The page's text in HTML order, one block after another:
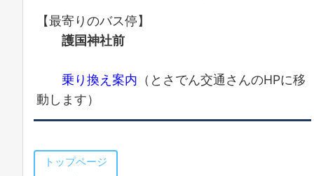
【最寄りのバス停】
護国神社前
乗り換え案内 （とさでん交通さんのHPに移
動します）
トップページ